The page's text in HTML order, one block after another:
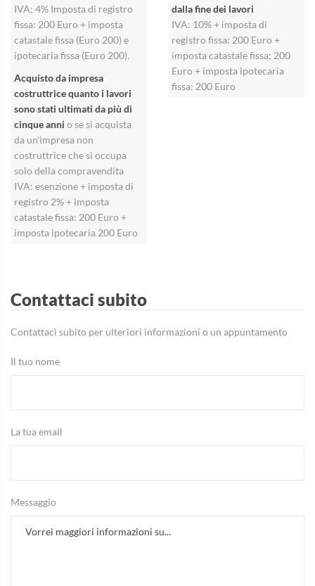
IVA: 4% Imposta di registro
fissa: 200 Euro + imposta
catastale fissa (Euro 200) e
ipotecaria fissa (Euro 200).
Acquisto da impresa
costruttrice quanto i lavori
sono stati ultimati da più di
cinque anni o se si acquista
da un'impresa non
costruttrice che si occupa
solo della compravendita
IVA: esenzione + imposta di
registro 2% + imposta
catastale fissa: 200 Euro +
imposta ipotecaria 200 Euro
dalla fine dei lavori
IVA: 10% + imposta di
registro fissa: 200 Euro +
imposta catastale fissa: 200
Euro + imposta ipotecaria
fissa: 200 Euro
Contattaci subito
Contattaci subito per ulteriori informazioni o un appuntamento
Il tuo nome
La tua email
Messaggio